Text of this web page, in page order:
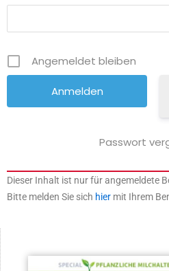
Angemeldet bleiben
Passwort
Dieser Inhalt ist nur für angemeldete
Bitte melden Sie sich hier mit Ihrem